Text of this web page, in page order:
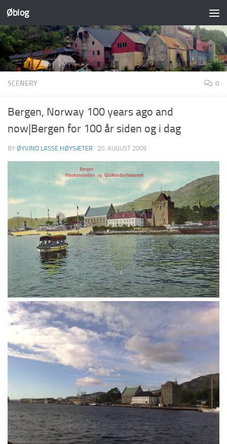
Skip to content
Øblog
SCENERY 0
Bergen, Norway 100 years ago and
now|Bergen for 100 år siden og i dag
BY ØYVIND LASSE HØYSÆTER · 20. AUGUST 2009